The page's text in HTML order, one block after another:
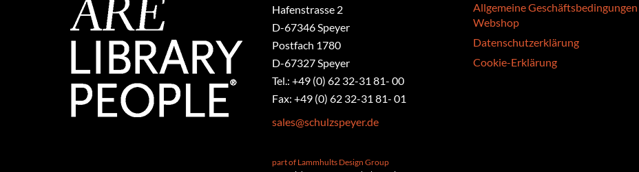
Hafenstrasse 2
​D-67346 Speyer
Postfach 1780
D-67327 Speyer
Tel.: +49 (0) 62 32-31 81- 00
Fax: +49 (0) 62 32-31 81- 01
sales@schulzspeyer.de
part of Lammhults Design Group
Allgemeine Geschäftsbedingungen
Webshop
Datenschutzerklärung
Cookie-Erklärung